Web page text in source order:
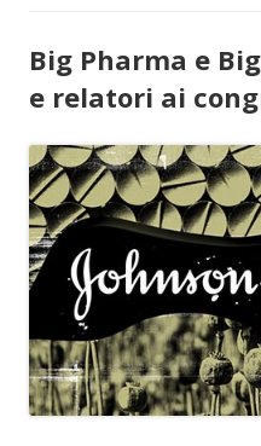
Big Pharma e
e relatori ai